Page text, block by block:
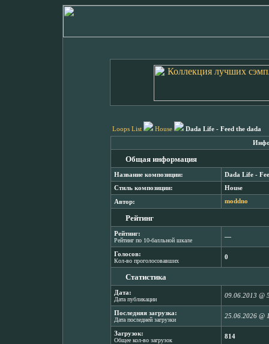
Loops List House Dada Life - Feed the dada
Общая информация
Название композиции: Dada Life -
Стиль композиции: House
Автор: moddno
Рейтинг
Рейтинг:
Рейтинг по 10-балльной шкале
―
Голосов:
Кол-во проголосовавших
0
Статистика
Дата:
Дата публикации
09.06.2013 @
Последняя загрузка:
Дата последней загрузки
25.06.2026 @
Загрузок:
Общее кол-во загрузок
814